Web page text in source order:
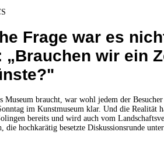
S
Frage war es
„Brauchen wir ein
Museum braucht, war wohl jedem der
im Kunstmuseum klar. Und die Realität
bereits und wird auch vom
die hochkarätig besetzte Diskussionsrunde